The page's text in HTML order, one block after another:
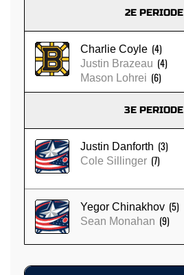
2E PERIODE
Charlie Coyle (4)
Justin Brazeau (4)
Mason Lohrei (6)
3E PERIODE
Justin Danforth (3)
Cole Sillinger (7)
Yegor Chinakhov (5)
Sean Monahan (9)